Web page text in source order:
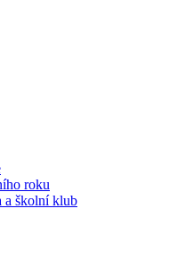
roku
a školní klub